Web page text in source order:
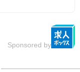
Sponsored by